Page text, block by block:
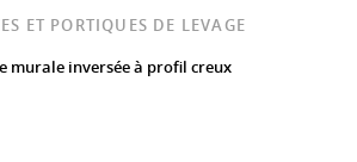
ET PORTIQUES DE LEVAGE
murale inversée à profil creux